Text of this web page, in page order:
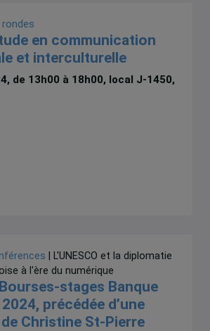
en communication
et interculturelle
de 13h00 à 18h00, local J-1450,
| L'UNESCO et la diplomatie
à l'ère du numérique
stages Banque
précédée d’une
Christine St-Pierre